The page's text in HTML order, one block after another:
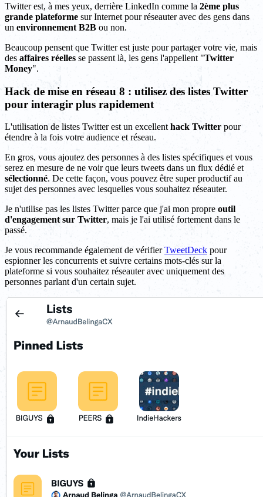
Twitter est, à mes yeux, derrière LinkedIn comme la 2ème plus
grande plateforme sur Internet pour réseauter avec des gens dans
un environnement B2B ou non.
Beaucoup pensent que Twitter est juste pour partager votre vie, mais
des affaires réelles se passent là, les gens l'appellent "Twitter
Money".
Hack de mise en réseau 8 : utilisez des listes Twitter
pour interagir plus rapidement
L'utilisation de listes Twitter est un excellent hack Twitter pour
étendre à la fois votre audience et réseau.
En gros, vous ajoutez des personnes à des listes spécifiques et vous
serez en mesure de ne voir que leurs tweets dans un flux dédié et
sélectionné. De cette façon, vous pouvez être super productif au
sujet des personnes avec lesquelles vous souhaitez réseauter.
Je n'utilise pas les listes Twitter parce que j'ai mon propre outil
d'engagement sur Twitter, mais je l'ai utilisé fortement dans le
passé.
Je vous recommande également de vérifierTweetDeck pour
espionner les concurrents et suivre certains mots-clés sur la
plateforme si vous souhaitez réseauter avec uniquement des
personnes parlant d'un certain sujet.